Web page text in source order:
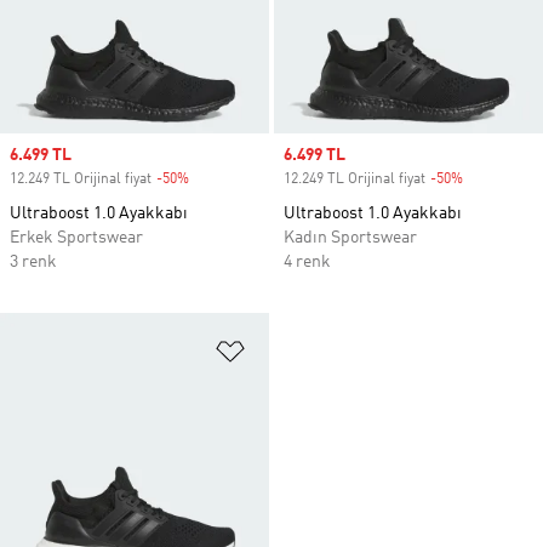
Sale price
6.499 TL
12.249 TL Orijinal fiyat -50%
Ultraboost 1.0 Ayakkabı
Erkek Sportswear
3 renk
Sale price
6.499 TL
12.249 TL Orijinal fiyat -50%
Ultraboost 1.0 Ayakkabı
Kadın Sportswear
4 renk